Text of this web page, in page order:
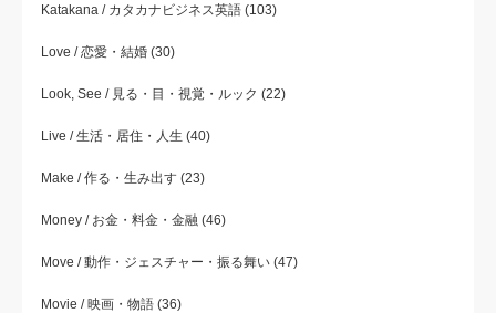
Katakana / カタカナビジネス英語 (103)
Love / 恋愛・結婚 (30)
Look, See / 見る・目・視覚・ルック (22)
Live / 生活・居住・人生 (40)
Make / 作る・生み出す (23)
Money / お金・料金・金融 (46)
Move / 動作・ジェスチャー・振る舞い (47)
Movie / 映画・物語 (36)